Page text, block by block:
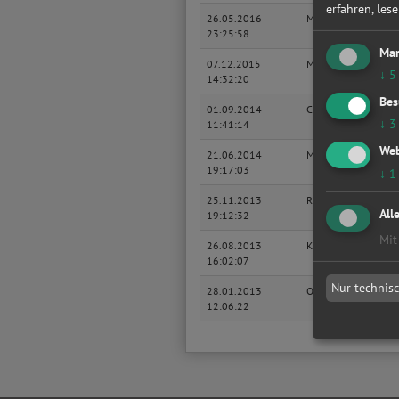
26.05.2016
23:25:58
Mazda
07.12.2015
14:32:20
Mazda
01.09.2014
11:41:14
Citroen
21.06.2014
19:17:03
Mazda MX
25.11.2013
19:12:32
RENAULT
26.08.2013
16:02:07
KIA
28.01.2013
12:06:22
OPEL
erfahren,
↓ 5
↓ 3
↓ 1
Nur